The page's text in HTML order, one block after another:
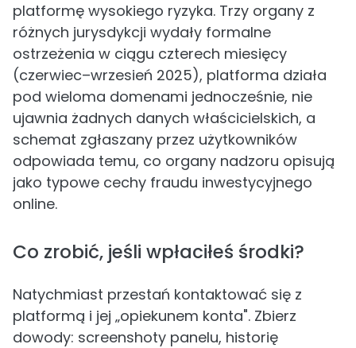
platformę wysokiego ryzyka. Trzy organy z
różnych jurysdykcji wydały formalne
ostrzeżenia w ciągu czterech miesięcy
(czerwiec–wrzesień 2025), platforma działa
pod wieloma domenami jednocześnie, nie
ujawnia żadnych danych właścicielskich, a
schemat zgłaszany przez użytkowników
odpowiada temu, co organy nadzoru opisują
jako typowe cechy fraudu inwestycyjnego
online.
Co zrobić, jeśli wpłaciłeś środki?
Natychmiast przestań kontaktować się z
platformą i jej „opiekunem konta". Zbierz
dowody: screenshoty panelu, historię